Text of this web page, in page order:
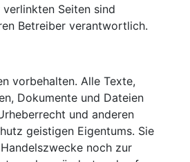
Seiten sind
Betreiber verantwortlich.
vorbehalten. Alle Texte,
Dokumente und Dateien
und anderen
geistigen Eigentums. Sie
noch zur